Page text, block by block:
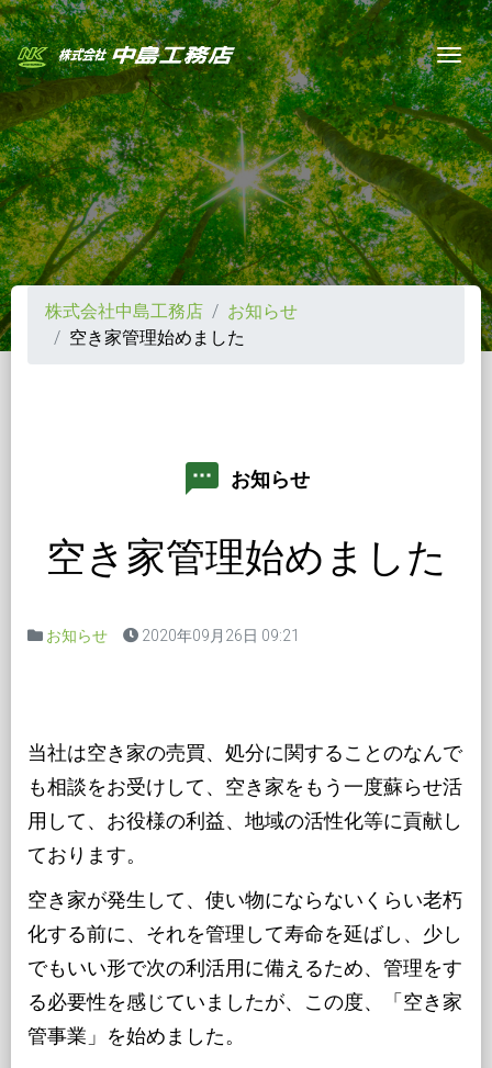
株式会社中島工務店
お知らせ
空き家管理始めました
textsms お知らせ
空き家管理始めました
お知らせ 2020年09月26日 09:21
当社は空き家の売買、処分に関することのなんで
も相談をお受けして、空き家をもう一度蘇らせ活
用して、お役様の利益、地域の活性化等に貢献し
ております。
空き家が発生して、使い物にならないくらい老朽
化する前に、それを管理して寿命を延ばし、少し
でもいい形で次の利活用に備えるため、管理をす
る必要性を感じていましたが、この度、「空き家
管事業」を始めました。